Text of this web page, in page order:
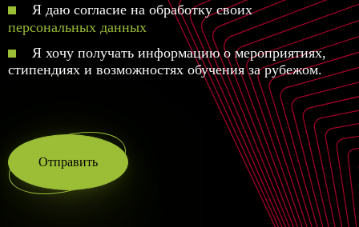
Я даю согласие на обработку своих
персональных данных
Я хочу получать информацию о мероприятиях,
стипендиях и возможностях обучения за рубежом.
Отправить